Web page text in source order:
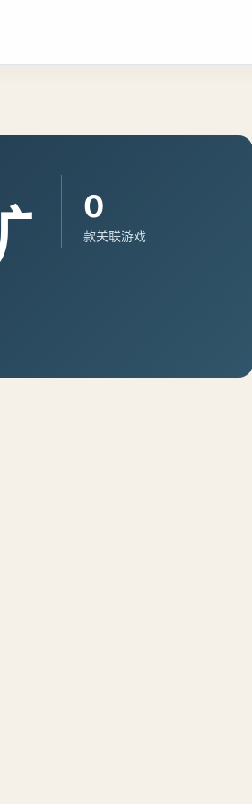
0
款关联游戏